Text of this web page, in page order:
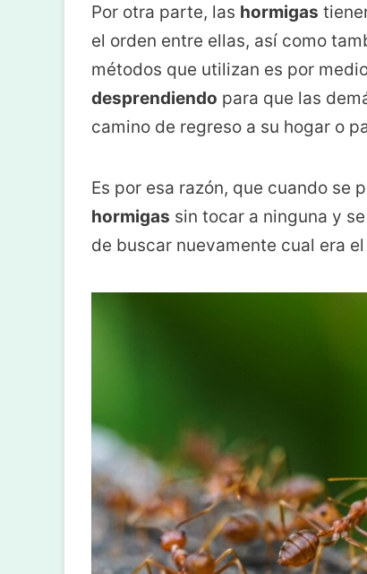
Por otra parte, las hormigas
el orden entre ellas, así como
métodos que utilizan es por
desprendiendo para que las
camino de regreso a su hogar o
Es por esa razón, que cuando se
hormigas sin tocar a ninguna y
de buscar nuevamente cual era